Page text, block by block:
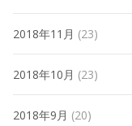
2018年11月 (23)
2018年10月 (23)
2018年9月 (20)